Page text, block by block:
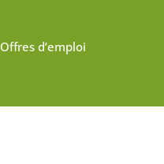
Offres d’emploi